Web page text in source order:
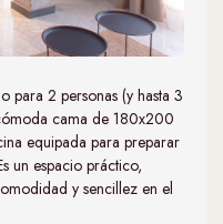
para 2 personas (y hasta 3
cama de 180x200
equipada para preparar
un espacio práctico,
y sencillez en el